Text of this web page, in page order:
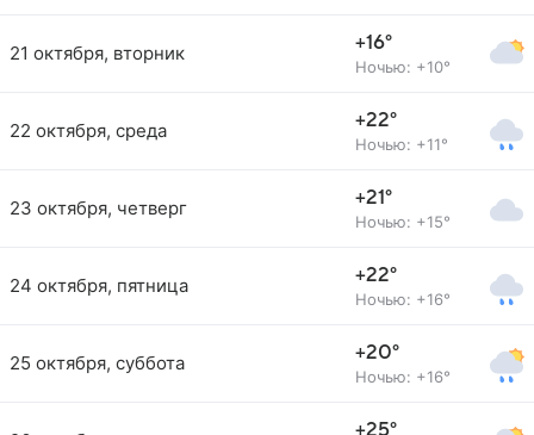
21 октября, вторник +16°
Ночью: +10°
22 октября, среда +22°
Ночью: +11°
23 октября, четверг +21°
Ночью: +15°
24 октября, пятница +22°
Ночью: +16°
25 октября, суббота +20°
Ночью: +16°
+25°